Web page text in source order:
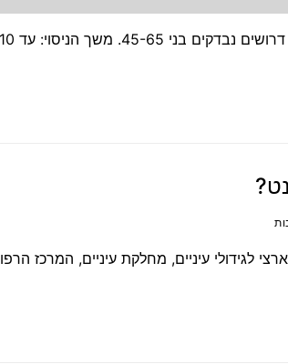
מומחה ארצי לגידולי עיניים, מחלקת עיניים, המרכז